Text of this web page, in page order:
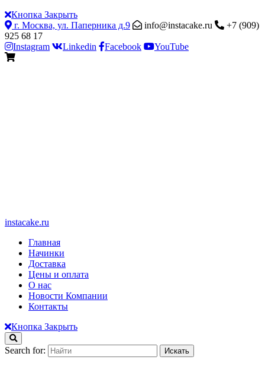
Кнопка Закрыть
г. Москва, ул. Паперника д.9
info@instacake.ru
+7 (909)
925 68 17
Instagram
Linkedin Facebook YouTube
instacake.ru
Главная
Начинки
Доставка
Цены и оплата
О нас
Новости Компании
Контакты
Кнопка Закрыть
Search for: